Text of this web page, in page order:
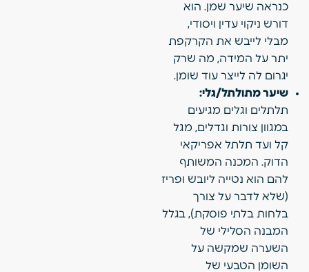
כנראה שיער שמן. הוא
דורש ניקוי עדין ויסודי,
מבלי לייבש את הקרקפת
יתר על המידה, מה שרק
יגרום לה לייצר עוד שומן.
שיער מתולתל/גלי:
תלתלים וגלים מגיעים
במגוון צורות וגדלים, מגל
קל ועד תלתל אפריקאי
הדוק. המכנה המשותף
להם הוא נטייה ליובש ופריז
(שלא לדבר על צורך
בלחות בלתי פוסקת), בגלל
המבנה הסלילי של
השערה שמקשה על
השומן הטבעי של